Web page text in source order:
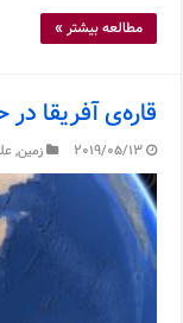
مطالعه بیشتر »
قاره‌ی آفریقا
2019/05/13 زمین,